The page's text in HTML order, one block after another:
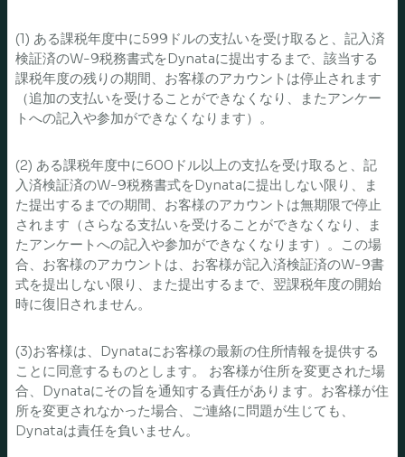
(1) ある課税年度中に599ドルの支払いを受け取ると、記入済
検証済のW-9税務書式をDynataに提出するまで、該当する
課税年度の残りの期間、お客様のアカウントは停止されます
（追加の支払いを受けることができなくなり、またアンケー
トへの記入や参加ができなくなります）。
(2) ある課税年度中に600ドル以上の支払を受け取ると、記
入済検証済のW-9税務書式をDynataに提出しない限り、ま
た提出するまでの期間、お客様のアカウントは無期限で停止
されます（さらなる支払いを受けることができなくなり、ま
たアンケートへの記入や参加ができなくなります）。この場
合、お客様のアカウントは、お客様が記入済検証済のW-9書
式を提出しない限り、また提出するまで、翌課税年度の開始
時に復旧されません。
(3)お客様は、Dynataにお客様の最新の住所情報を提供する
ことに同意するものとします。 お客様が住所を変更された場
合、Dynataにその旨を通知する責任があります。お客様が住
所を変更されなかった場合、ご連絡に問題が生じても、
Dynataは責任を負いません。